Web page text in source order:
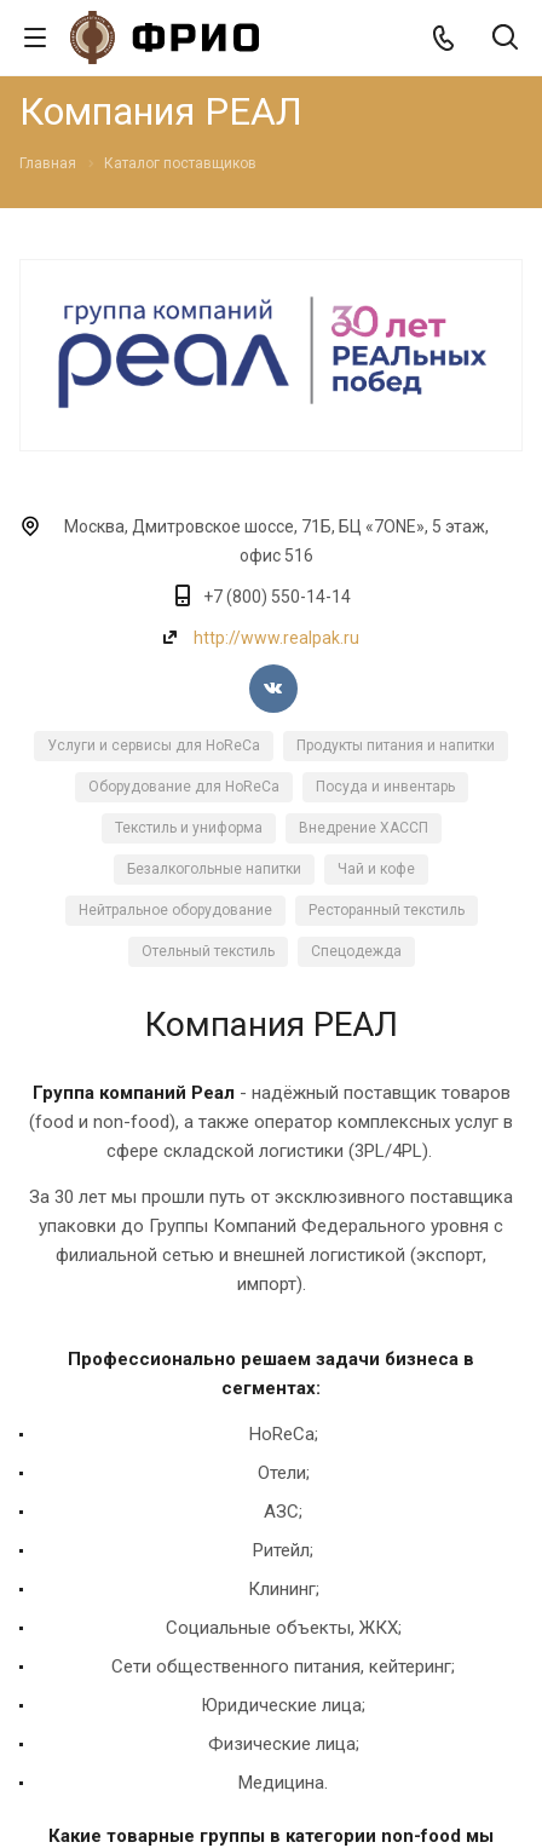
Компания РЕАЛ
Главная Каталог поставщиков
Москва, Дмитровское шоссе, 71Б, БЦ «7ONE», 5 этаж,
офис 516
+7 (800) 550-14-14
http://www.realpak.ru
Услуги и сервисы для HoReCa Продукты питания и напитки
Оборудование для HoReCa Посуда и инвентарь
Текстиль и униформа Внедрение ХАССП
Безалкогольные напитки Чай и кофе
Нейтральное оборудование Ресторанный текстиль
Отельный текстиль Спецодежда
Компания РЕАЛ
Группа компаний Реал- надёжный поставщик товаров
(food и non-food), а также оператор комплексных услуг в
сфере складской логистики (3PL/4PL).
За 30 лет мы прошли путь от эксклюзивного поставщика
упаковки до Группы Компаний Федерального уровня с
филиальной сетью и внешней логистикой (экспорт,
импорт).
Профессионально решаем задачи бизнеса в
сегментах:
HoReCa;
Отели;
АЗС;
Ритейл;
Клининг;
Социальные объекты, ЖКХ;
Сети общественного питания, кейтеринг;
Юридические лица;
Физические лица;
Медицина.
Какие товарные группы в категории non-food мы